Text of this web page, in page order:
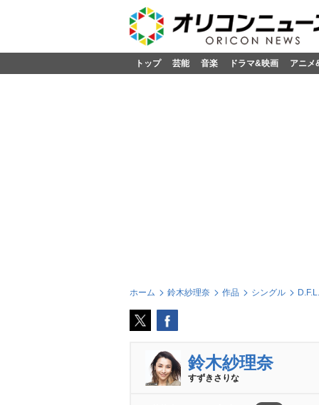
トップ 芸能 音楽 ドラマ&映画 アニメ
ホーム 鈴木紗理奈 作品 シングル
鈴木紗理奈
すずきさりな